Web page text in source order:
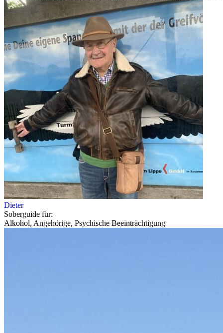
Dieter
Soberguide für:
Alkohol, Angehörige, Psychische Beeinträchtigung